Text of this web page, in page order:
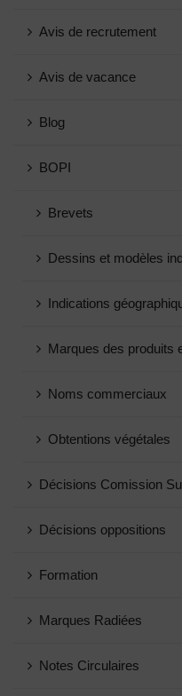
Avis de recrutement
Avis de vacance
Blog
BOPI
Brevets
Dessins et modèles
Indications
Marques des produits
Noms commerciaux
Obtentions végétales
Décisions Comission
Décisions oppositions
Formation
Marques Radiées
Notes Circulaires